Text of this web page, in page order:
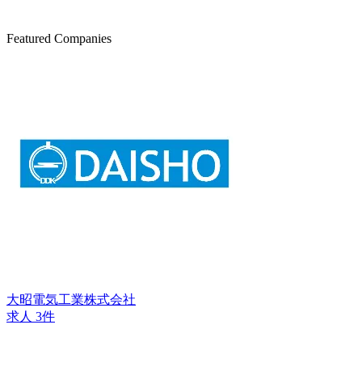
Featured Companies
大昭電気工業株式会社
求人 3件